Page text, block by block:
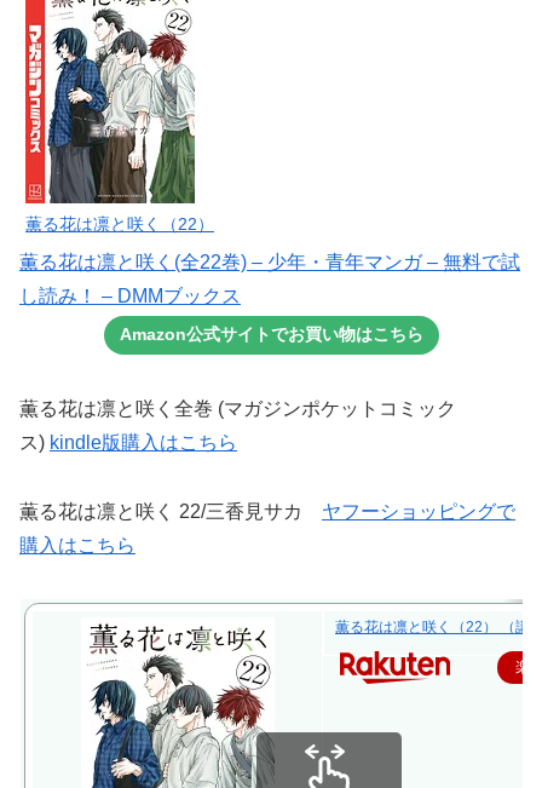
薫る花は凛と咲く（22）
薫る花は凛と咲く(全22巻) – 少年・青年マンガ – 無料で試
し読み！ – DMMブックス
Amazon公式サイトでお買い物はこちら
薫る花は凛と咲く全巻 (マガジンポケットコミック
ス) kindle版購入はこちら
薫る花は凛と咲く 22/三香見サカ ヤフーショッピングで
購入はこちら
薫る花は凛と咲く（22） （講
楽